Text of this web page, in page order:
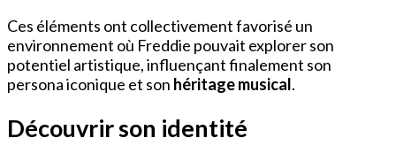
Ces éléments ont collectivement favorisé un
environnement où Freddie pouvait explorer son
potentiel artistique, influençant finalement son
persona iconique et son héritage musical.
Découvrir son identité